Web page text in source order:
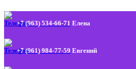
+7 (963) 534-66-71 Елена
+7 (961) 984-77-59 Евгений